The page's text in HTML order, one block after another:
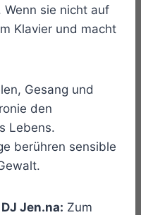
Wenn sie nicht auf
Klavier und macht
Gesang und
den
Lebens.
berühren sensible
DJ Jen.na: Zum